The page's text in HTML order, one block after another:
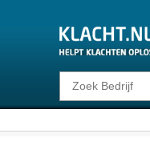
Klacht melden